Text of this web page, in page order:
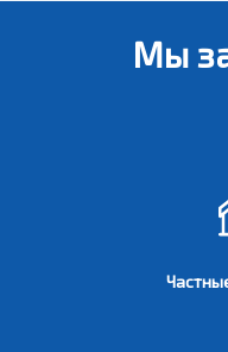
Мы